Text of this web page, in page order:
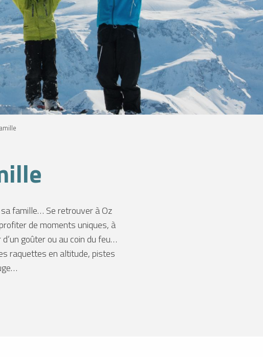
famille… Se retrouver à Oz
de moments uniques, à
goûter ou au coin du feu…
raquettes en altitude, pistes